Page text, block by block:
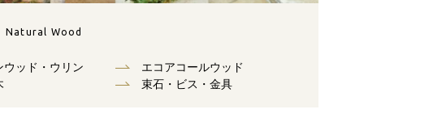
Natural Wood
ウッド・ウリン
エコアコールウッド
束⽯・ビス・⾦具